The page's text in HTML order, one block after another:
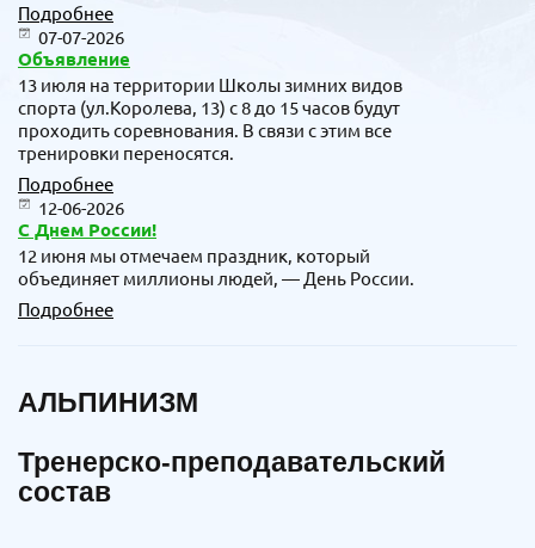
Подробнее
07-07-2026
Объявление
13 июля на территории Школы зимних видов
спорта (ул.Королева, 13) с 8 до 15 часов будут
проходить соревнования. В связи с этим все
тренировки переносятся.
Подробнее
12-06-2026
С Днем России!
12 июня мы отмечаем праздник, который
объединяет миллионы людей, — День России.
Подробнее
АЛЬПИНИЗМ
Тренерско-преподавательский
состав